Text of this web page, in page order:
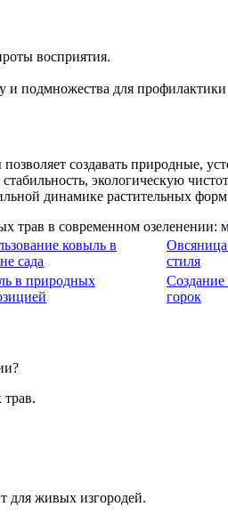
восприятия.
подмножества для профилактики
создавать природные,
экологическую
динамике растительных
ковыль в
сада
стиля
в природных
горок
для живых изгородей.